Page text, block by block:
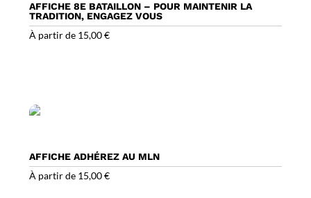
AFFICHE 8E BATAILLON – POUR MAINTENIR LA
TRADITION, ENGAGEZ VOUS
À partir de 15,00€
AFFICHE ADHÉREZ AU MLN
À partir de 15,00€